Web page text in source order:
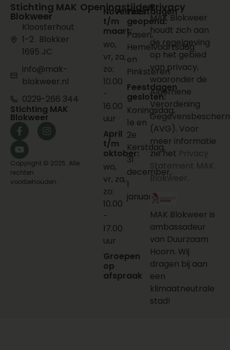
Stichting MAK
Blokweer
Kloosterhout
1-2 Blokker
1695 JC
info@mak-
blokweer.nl
0229-266 344
Stichting MAK
Blokweer
Copyright © 2025. Alle
rechten
voorbehouden.
Openingstijden
November
t/m
maart:
wo,
vr, za,
zo:
10.00
-
16.00
uur
April
t/m
oktober:
wo,
vr, za,
zo:
10.00
-
17.00
uur
Groepen
op
afspraak
Feestdagen
geopend:
Pasen,
Hemelvaartsdag
en
Pinksteren
Feestdagen
gesloten:
Koningsdag,
1e en
2e
Kerstdag,
31
december,
1
januari
Privacy
MAK Blokweer
houdt zich aan
de regelgeving
op het gebied
van privacy,
waaronder de
Algemene
Verordening
(AVG). Voor
meer informatie
zie het Privacy
Statement MAK
Blokweer.
MAK Blokweer is
ambassadeur
van Duurzaam
Hoorn. Wij
dragen bij aan
een
klimaatneutrale
stad!